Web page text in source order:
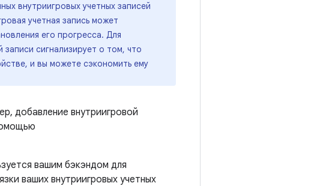
внутриигровых учетных записей
учетная запись может
его прогресса. Для
сигнализирует о том, что
и вы можете сэкономить ему
добавление внутриигровой
вашим бэкэндом для
ваших внутриигровых учетных